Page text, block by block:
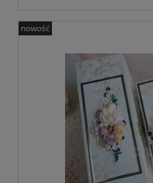
nowość